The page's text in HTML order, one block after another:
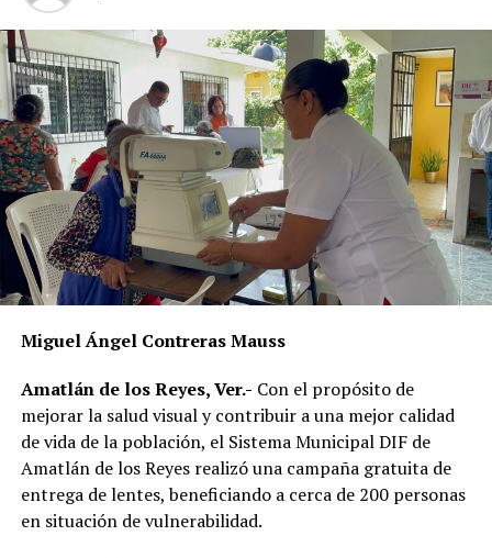
Asimismo, anuncia que ese día autoridades comunitarias
realizarán recorridos para fotografiar a los perros que
permanezcan en las calles, solicitar información a
vecinos para identificar a sus dueños y, posteriormente,
citarlos al palacio de la comunidad, donde incluso
podrían hacerse acreedores a una multa.
La publicación provocó críticas entre pobladores,
quienes consideran que la Agencia Municipal podría
estar excediendo sus atribuciones al anunciar posibles
sanciones sin precisar el fundamento jurídico que las
presunto abuso de autoridad.
Si bien especialistas y organizaciones dedicadas al
bienestar animal coinciden en que los propietarios
tienen la obligación de impedir que sus mascotas
deambulen libremente por la vía pública, también
advierten que ello no significa mantenerlas
permanentemente amarradas.
Miguel Ángel Contreras Mauss
Amatlán de los Reyes, Ver.- Con el propósito de
mejorar la salud visual y contribuir a una mejor calidad
de vida de la población, el Sistema Municipal DIF de
Amatlán de los Reyes realizó una campaña gratuita de
entrega de lentes, beneficiando a cerca de 200 personas
en situación de vulnerabilidad.